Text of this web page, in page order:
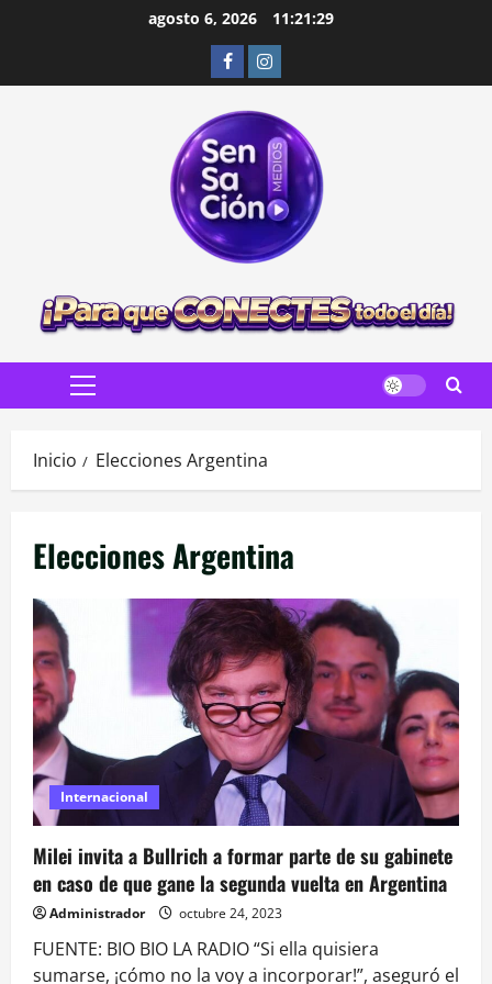
agosto 6, 2026 11:21:30
FacebookInstagram
Menú
Inicio Elecciones Argentina
Elecciones Argentina
Internacional
Milei invita a Bullrich a formar parte de su gabinete
en caso de que gane la segunda vuelta en Argentina
Administrador octubre 24, 2023
FUENTE: BIO BIO LA RADIO “Si ella quisiera
sumarse, ¡cómo no la voy a incorporar!”, aseguró el